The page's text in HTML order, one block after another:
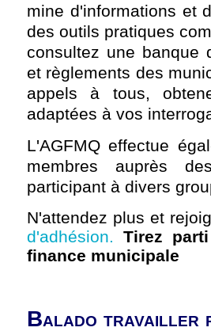
mine d'informations et
des outils pratiques
consultez une banque
et règlements des
appels à tous,
adaptées à vos
L'AGFMQ effectue
membres auprès
participant à divers
N'attendez plus et
d'adhésion.
Tirez
finance municipale
Balado travailler